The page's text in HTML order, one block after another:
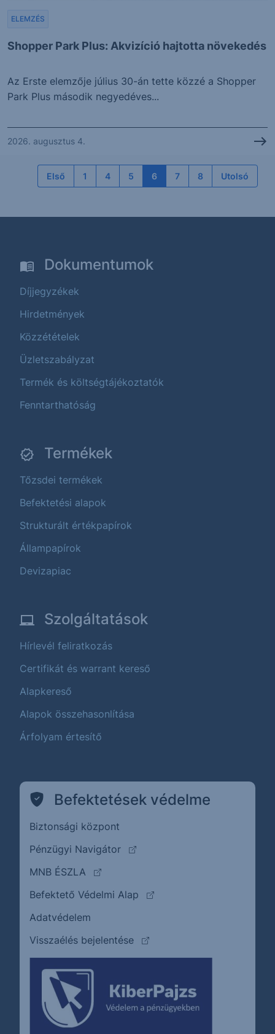
Shopper Park Plus: Akvizíció hajtotta növekedés
ELEMZÉS
Az Erste elemzője július 30-án tette közzé a Shopper
Park Plus második negyedéves...
2026. augusztus 4.
Első 1 4 5 6 7 8 Utolsó
Dokumentumok
Díjjegyzékek
Hirdetmények
Közzétételek
Üzletszabályzat
Termék és költségtájékoztatók
Fenntarthatóság
Termékek
Tőzsdei termékek
Befektetési alapok
Strukturált értékpapírok
Állampapírok
Devizapiac
Szolgáltatások
Hírlevél feliratkozás
Certifikát és warrant kereső
Alapkereső
Alapok összehasonlítása
Árfolyam értesítő
Befektetések védelme
Biztonsági központ
Pénzügyi Navigátor
(külső oldalra ugrik)
MNB ÉSZLA
(külső oldalra ugrik)
Befektető Védelmi Alap
(külső oldalra ugrik)
Adatvédelem
Visszaélés bejelentése
(külső oldalra ugrik)